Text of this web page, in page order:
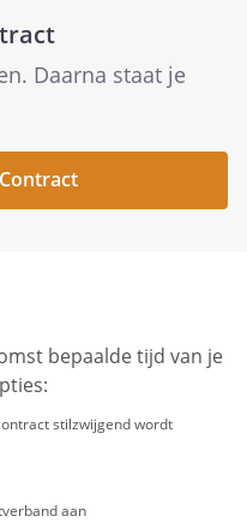
Daarna staat je
bepaalde tijd van je
stilzwijgend wordt
aan